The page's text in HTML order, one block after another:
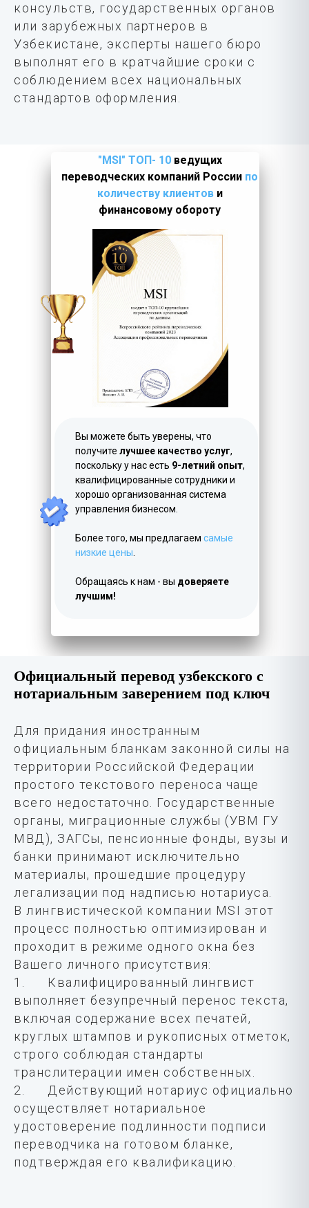
консульств, государственных органов
или зарубежных партнеров в
Узбекистане, эксперты нашего бюро
выполнят его в кратчайшие сроки с
соблюдением всех национальных
стандартов оформления.
LET'S GO!
"MSI" ТОП- 10ведущих
переводческих компаний России по
количеству клиентови
финансовому обороту
Вы можете быть уверены, что
получите лучшее качество услуг,
поскольку у нас есть 9-летний опыт,
квалифицированные сотрудники и
хорошо организованная система
управления бизнесом.
Более того, мы предлагаем самые
низкие цены
Обращаясь к нам - вы доверяете
лучшим!
Официальный перевод узбекского с
нотариальным заверением под ключ
Для придания иностранным
официальным бланкам законной силы на
территории Российской Федерации
простого текстового переноса чаще
всего недостаточно. Государственные
органы, миграционные службы (УВМ ГУ
МВД), ЗАГСы, пенсионные фонды, вузы и
банки принимают исключительно
материалы, прошедшие процедуру
легализации под надписью нотариуса.
В лингвистической компании MSI этот
процесс полностью оптимизирован и
проходит в режиме одного окна без
Вашего личного присутствия:
1. Квалифицированный лингвист
выполняет безупречный перенос текста,
включая содержание всех печатей,
круглых штампов и рукописных отметок,
строго соблюдая стандарты
транслитерации имен собственных.
2. Действующий нотариус официально
осуществляет нотариальное
удостоверение подлинности подписи
переводчика на готовом бланке,
подтверждая его квалификацию.